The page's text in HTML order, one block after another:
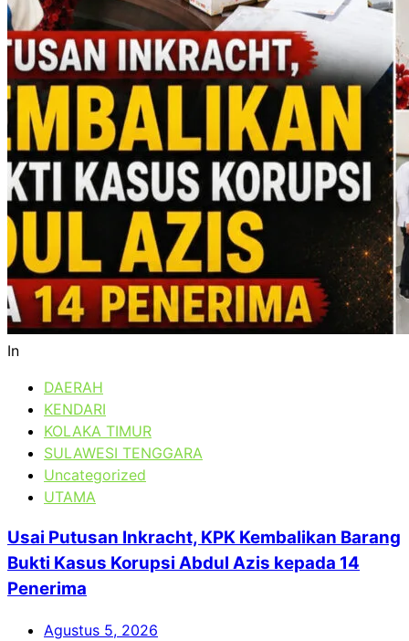
In
DAERAH
KENDARI
KOLAKA TIMUR
SULAWESI TENGGARA
Uncategorized
UTAMA
Usai Putusan Inkracht, KPK Kembalikan Barang
Bukti Kasus Korupsi Abdul Azis kepada 14
Penerima
Agustus 5, 2026